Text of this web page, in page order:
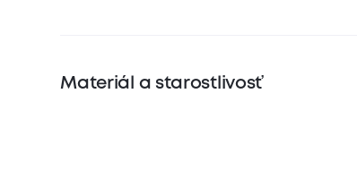
Materiál a starostlivosť